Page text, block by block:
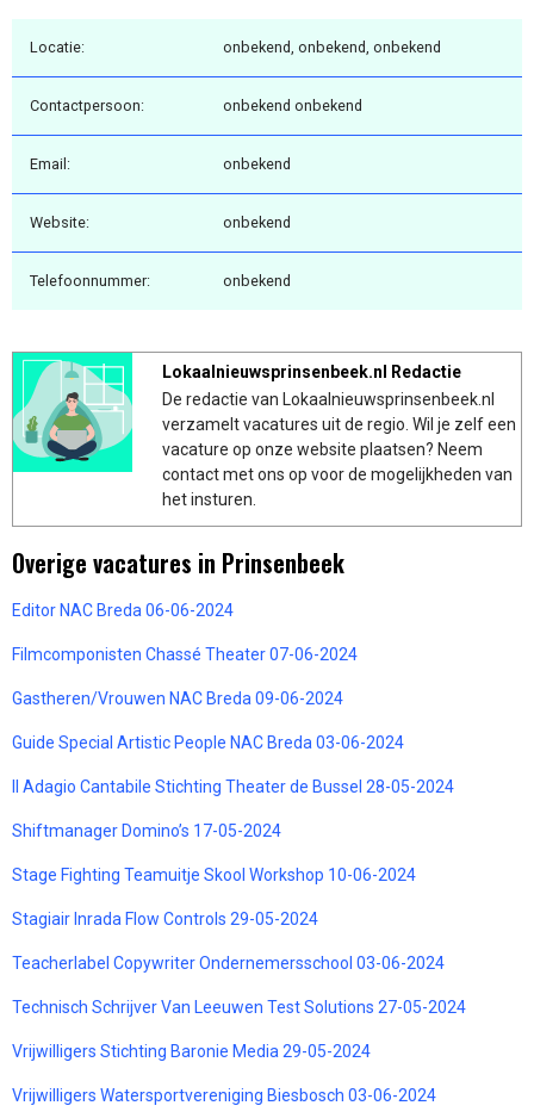
Locatie: onbekend, onbekend, onbekend
Contactpersoon: onbekend onbekend
Email: onbekend
Website: onbekend
Telefoonnummer: onbekend
Lokaalnieuwsprinsenbeek.nl Redactie
De redactie van Lokaalnieuwsprinsenbeek.nl
verzamelt vacatures uit de regio. Wil je zelf een
vacature op onze website plaatsen? Neem
contact met ons op voor de mogelijkheden van
het insturen.
Overige vacatures in Prinsenbeek
Editor NAC Breda 06-06-2024
Filmcomponisten Chassé Theater 07-06-2024
Gastheren/Vrouwen NAC Breda 09-06-2024
Guide Special Artistic People NAC Breda 03-06-2024
II Adagio Cantabile Stichting Theater de Bussel 28-05-2024
Shiftmanager Domino’s 17-05-2024
Stage Fighting Teamuitje Skool Workshop 10-06-2024
Stagiair Inrada Flow Controls 29-05-2024
Teacherlabel Copywriter Ondernemersschool 03-06-2024
Technisch Schrijver Van Leeuwen Test Solutions 27-05-2024
Vrijwilligers Stichting Baronie Media 29-05-2024
Vrijwilligers Watersportvereniging Biesbosch 03-06-2024